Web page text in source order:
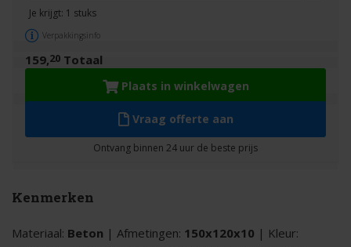
Je krijgt: 1 stuks
Verpakkingsinfo
159,20 Totaal
Plaats in winkelwagen
Vraag offerte aan
Kenmerken
Materiaal: Beton | Afmetingen: 150x120x10 | Kleur: